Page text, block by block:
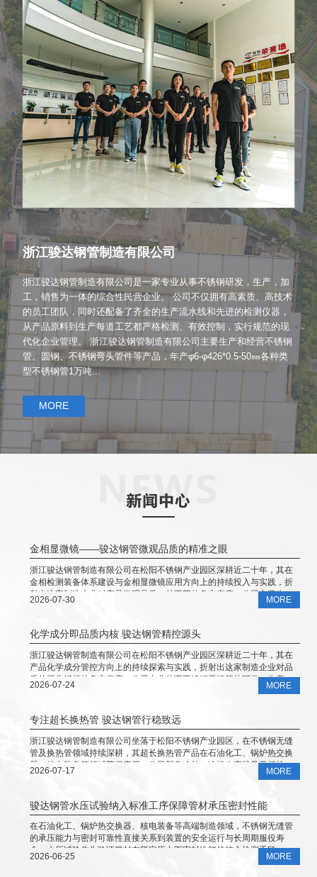
浙江骏达钢管制造有限公司
浙江骏达钢管制造有限公司是一家专业从事不锈钢研发，生产，加
工，销售为一体的综合性民营企业。 公司不仅拥有高素质、高技术
的员工团队，同时还配备了齐全的生产流水线和先进的检测仪器，
从产品原料到生产每道工艺都严格检测、有效控制，实行规范的现
代化企业管理。 浙江骏达钢管制造有限公司主要生产和经营不锈钢
管、圆钢、不锈钢弯头管件等产品，年产φ6-φ426*0.5-50㎜各种类
型不锈钢管1万吨...
MORE
金相显微镜——骏达钢管微观品质的精准之眼
浙江骏达钢管制造有限公司在松阳不锈钢产业园区深耕近二十年，其在
金相检测装备体系建设与金相显微镜应用方向上的持续投入与实践，折
射出这家制造企业对产品微观品质一丝不苟的务实态度。公司主要生产
和经营不锈钢无缝管、圆钢、不锈钢弯头管件等产品，广泛应用于石油
微镜的技术内涵及企业实践等角度，呈现骏达钢管在该领域的务实探索
与稳步发展。
2026-07-30 MORE
化学成分即品质内核 骏达钢管精控源头
浙江骏达钢管制造有限公司在松阳不锈钢产业园区深耕近二十年，其在
产品化学成分管控方向上的持续探索与实践，折射出这家制造企业对品
质从源头抓起的务实态度。公司专业从事不锈钢无缝管的研发、生产与
销售，产品在石油化工、锅炉热交换器、核电装备、医药食品机械等领
呈现骏达钢管在该领域的务实探索与稳步发展。
2026-07-24 MORE
专注超长换热管 骏达钢管行稳致远
浙江骏达钢管制造有限公司坐落于松阳不锈钢产业园区，在不锈钢无缝
管及换热管领域持续深耕，其超长换热管产品在石油化工、锅炉热交换
器、核电装备等领域获得应用。公司配备冷轧、冷拔生产线及无损检测
设备，材质覆盖奥氏体不锈钢、双相不锈钢等系列。本文从超长换热管
与稳步发展。
2026-07-17 MORE
骏达钢管水压试验纳入标准工序保障管材承压密封性能
在石油化工、锅炉热交换器、核电装备等高端制造领域，不锈钢无缝管
的承压能力与密封可靠性直接关系到装置的安全运行与长周期服役寿
命。水压试验作为验证管材在额定压力下密封性能的核心检测手段，已
被纳入浙江骏达钢管制造有限公司从生产到出厂的全流程质量管控体系
2026-06-25 MORE